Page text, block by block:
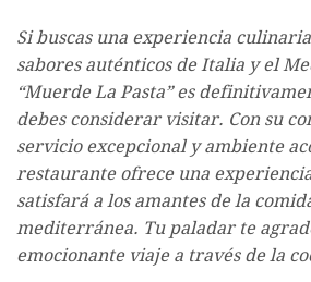
Si buscas una experiencia
sabores auténticos de Italia y el
“Muerde La Pasta” es
debes considerar visitar. Con su
servicio excepcional y ambiente
restaurante ofrece una
satisfará a los amantes de la
mediterránea. Tu paladar te
emocionante viaje a través de la